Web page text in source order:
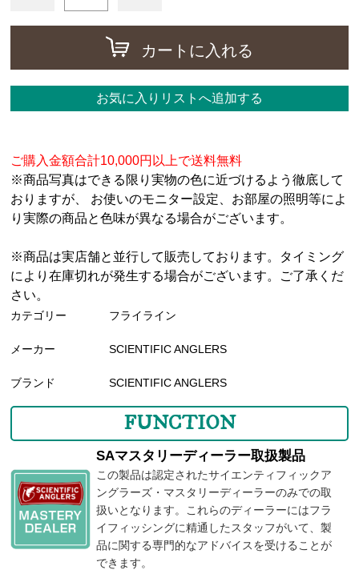
カートに入れる
お気に入りリストへ追加する
ご購入金額合計10,000円以上で送料無料
※商品写真はできる限り実物の色に近づけるよう徹底して
おりますが、 お使いのモニター設定、お部屋の照明等によ
り実際の商品と色味が異なる場合がございます。
※商品は実店舗と並行して販売しております。タイミング
により在庫切れが発生する場合がございます。ご了承くだ
さい。
カテゴリー フライライン
メーカー SCIENTIFIC ANGLERS
ブランド SCIENTIFIC ANGLERS
FUNCTION
SAマスタリーディーラー取扱製品
この製品は認定されたサイエンティフィックア
ングラーズ・マスタリーディーラーのみでの取
扱いとなります。これらのディーラーにはフラ
イフィッシングに精通したスタッフがいて、製
品に関する専門的なアドバイスを受けることが
できます。